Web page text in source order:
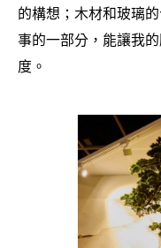
的構想 ； 木材和玻璃
事的一部分 ， 能讓我
度。